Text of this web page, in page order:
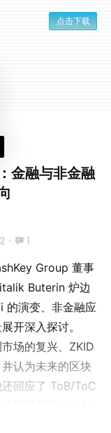
点击下载
金融与非金融
· 1
Group 董事
Buterin 炉边
的演变、非金融应
开深入探讨。
场的复兴、ZKID
认为未来的区块
回应了 ToB/ToC
应用层中心化与
付的前景表达了